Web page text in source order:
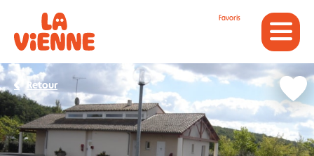
Favoris
Retour